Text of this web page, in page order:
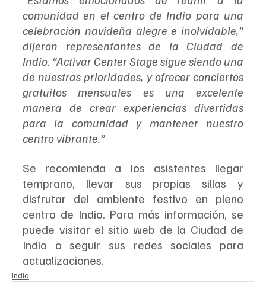
comunidad en el centro de Indio para una
celebración navideña alegre e inolvidable,”
dijeron representantes de la Ciudad de
Indio. “Activar Center Stage sigue siendo una
de nuestras prioridades, y ofrecer conciertos
gratuitos mensuales es una excelente
manera de crear experiencias divertidas
para la comunidad y mantener nuestro
centro vibrante.”
Se recomienda a los asistentes llegar
temprano, llevar sus propias sillas y
disfrutar del ambiente festivo en pleno
centro de Indio. Para más información, se
puede visitar el sitio web de la Ciudad de
Indio o seguir sus redes sociales para
actualizaciones.
Indio